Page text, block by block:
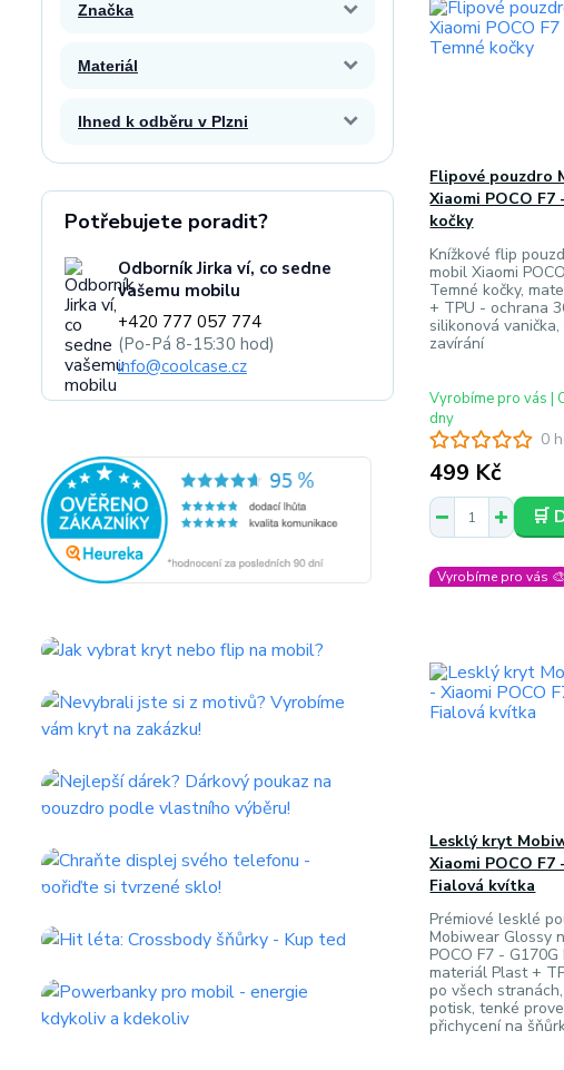
Značka
Materiál
Ihned k odběru v Plzni
Potřebujete poradit?
Odborník Jirka ví, co sedne
vašemu mobilu
+420 777 057 774
(Po-Pá 8-15:30 hod)
info@coolcase.cz
0
Flipové pouzdro
Xiaomi POCO F7
kočky
Knížkové flip
mobil Xiaomi
Temné kočky,
+ TPU - ochrana
silikonová
zavírání
499 Kč
Vyrobíme pro vás |
dny
🛒
Vyrobíme pro vás 🎨
Lesklý kryt
Xiaomi POCO F7
Fialová kvítka
Prémiové lesklé
Mobiwear Glossy
POCO F7 -
materiál Plast +
po všech
potisk, tenké
přichycení na